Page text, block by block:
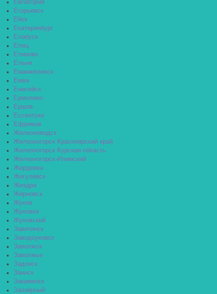
Евпатория
Егорьевск
Ейск
Екатеринбург
Елабуга
Елец
Елизово
Ельня
Еманжелинск
Емва
Енисейск
Ермолино
Ершов
Ессентуки
Ефремов
Железноводск
Железногорск Красноярский край
Железногорск Курская область
Железногорск-Илимский
Жердевка
Жигулёвск
Жиздра
Жирновск
Жуков
Жуковка
Жуковский
Завитинск
Заводоуковск
Заволжск
Заволжье
Задонск
Заинск
Закаменск
Заозёрный